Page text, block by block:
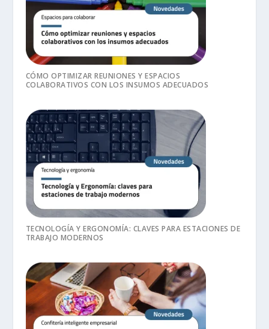
CÓMO OPTIMIZAR REUNIONES Y ESPACIOS
COLABORATIVOS CON LOS INSUMOS ADECUADOS
TECNOLOGÍA Y ERGONOMÍA: CLAVES PARA ESTACIONES DE
TRABAJO MODERNOS